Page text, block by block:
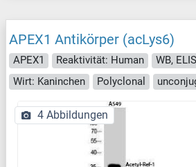
APEX1 Antikörper (acLys6)
APEX1 Reaktivität: Human
WB,
Wirt: Kaninchen
Polyclonal
4 Abbildungen